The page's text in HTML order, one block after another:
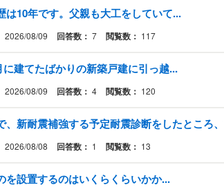
10年です。父親も大工をしていて...
2026/08/09 回答数： 7 閲覧数： 117
建てたばかりの新築戸建に引っ越...
2026/08/09 回答数： 4 閲覧数： 120
2026/08/08 回答数： 1 閲覧数： 13
設置するのはいくらくらいかか...